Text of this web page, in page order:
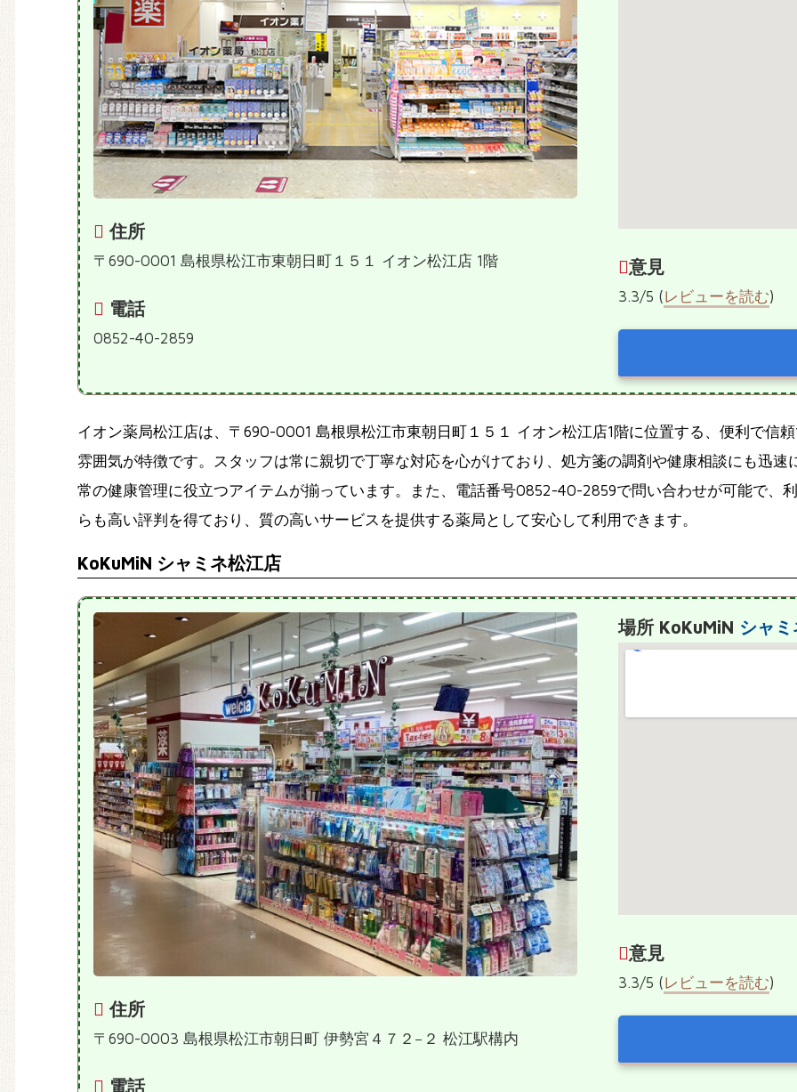
住所
〒690-0001 島根県松江市東朝日町１５１ イオン松江店 1階
電話
0852-40-2859
意見
3.3/5 (レビューを読む)
イオン薬局松江店は、〒690-0001 島根県松江市東朝日町１５１ イオン松江店1階に位置する、便利で信
雰囲気が特徴です。スタッフは常に親切で丁寧な対応を心がけており、処方箋の調剤や健康相談にも迅
常の健康管理に役立つアイテムが揃っています。また、電話番号0852-40-2859で問い合わせが可能で、
らも高い評判を得ており、質の高いサービスを提供する薬局として安心して利用できます。
KoKuMiN シャミネ松江店
住所
〒690-0003 島根県松江市朝日町 伊勢宮４７２−２ 松江駅構内
電話
場所 KoKuMiN シャ
意見
3.3/5 (レビューを読む)